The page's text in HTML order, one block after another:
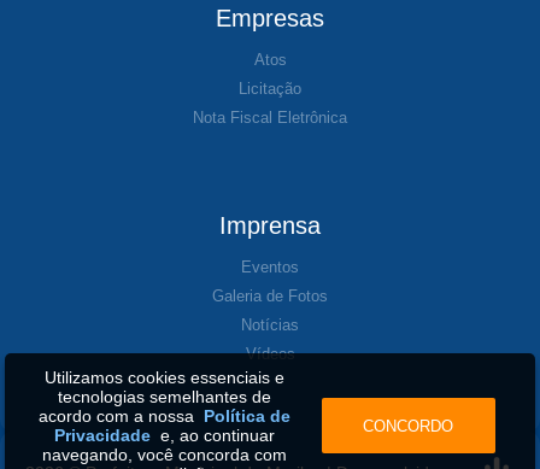
Empresas
Atos
Licitação
Nota Fiscal Eletrônica
Imprensa
Eventos
Galeria de Fotos
Notícias
Vídeos
Utilizamos cookies essenciais e
tecnologias semelhantes de
acordo com a nossa Política de
Privacidadee, ao continuar
navegando, você concorda com
CONCORDO